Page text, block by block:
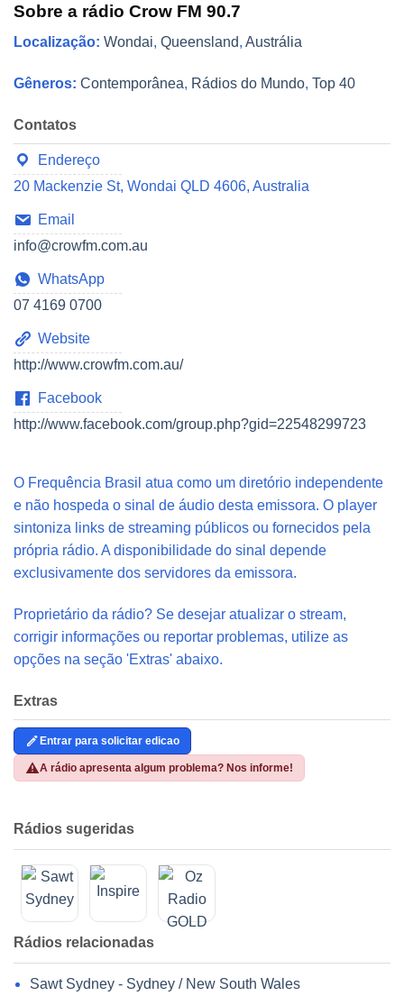
Sobre a rádio Crow FM 90.7
Localização: Wondai, Queensland, Austrália
Gêneros: Contemporânea, Rádios do Mundo, Top 40
Contatos
Endereço
20 Mackenzie St, Wondai QLD 4606, Australia
Email
info@crowfm.com.au
WhatsApp
07 4169 0700
Website
http://www.crowfm.com.au/
Facebook
http://www.facebook.com/group.php?gid=22548299723
O Frequência Brasil atua como um diretório independente
e não hospeda o sinal de áudio desta emissora. O player
sintoniza links de streaming públicos ou fornecidos pela
própria rádio. A disponibilidade do sinal depende
exclusivamente dos servidores da emissora.
Proprietário da rádio? Se desejar atualizar o stream,
corrigir informações ou reportar problemas, utilize as
opções na seção 'Extras' abaixo.
Extras
Entrar para solicitar edicao
A rádio apresenta algum problema? Nos informe!
Rádios sugeridas
Rádios relacionadas
Sawt Sydney - Sydney / New South Wales